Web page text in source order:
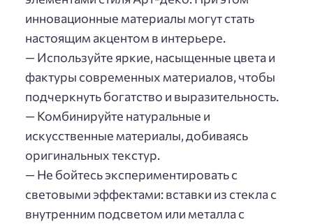
инновационные материалы могут стать
настоящим акцентом в интерьере.
— Используйте яркие, насыщенные цвета и
фактуры современных материалов, чтобы
подчеркнуть богатство и выразительность.
— Комбинируйте натуральные и
искусственные материалы, добиваясь
оригинальных текстур.
— Не бойтесь экспериментировать с
световыми эффектами: вставки из стекла с
внутренним подсветом или металла с